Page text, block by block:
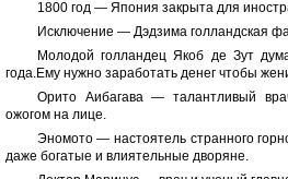
1800 год — Япония закрыта для
Исключение — Дэдзима голландская
Молодой голландец Якоб де Зут
года.Ему нужно заработать денег чтобы
Орито Аибагава — талантливый
ожогом на лице.
Эномото — настоятель странного
даже богатые и влиятельные дворяне.